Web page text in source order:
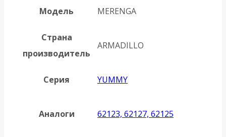
Модель MERENGA
Страна
производитель
ARMADILLO
Серия YUMMY
Аналоги 62123, 62127, 62125